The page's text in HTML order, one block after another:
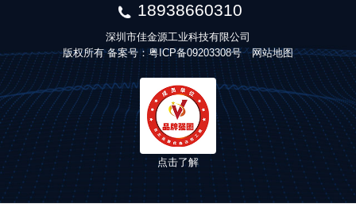
18938660310
深圳市佳金源工业科技有限公司
版权所有 备案号：粤ICP备09203308号 网站地图
点击了解